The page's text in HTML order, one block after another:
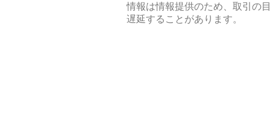
情報は情報提供のため、取引の
遅延することがあります。